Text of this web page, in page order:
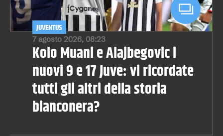
7 agosto 2026, 08:23
JUVENTUS
Kolo Muani e Alajbegovic i
nuovi 9 e 17 Juve: vi ricordate
tutti gli altri della storia
bianconera?